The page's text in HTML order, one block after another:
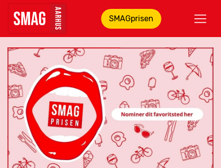
SMAGprisen